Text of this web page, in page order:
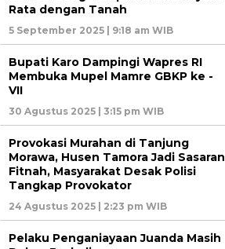
Rata dengan Tanah
5 September 2025 | 9:18 am WIB
Bupati Karo Dampingi Wapres RI
Membuka Mupel Mamre GBKP ke -
VII
30 Agustus 2025 | 3:15 pm WIB
Provokasi Murahan di Tanjung
Morawa, Husen Tamora Jadi Sasaran
Fitnah, Masyarakat Desak Polisi
Tangkap Provokator
24 Agustus 2025 | 2:23 pm WIB
Pelaku Penganiayaan Juanda Masih